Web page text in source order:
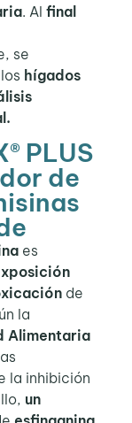
. Al final
se
hígados
PLUS
de
es
de
la
Alimentaria
la inhibición
un